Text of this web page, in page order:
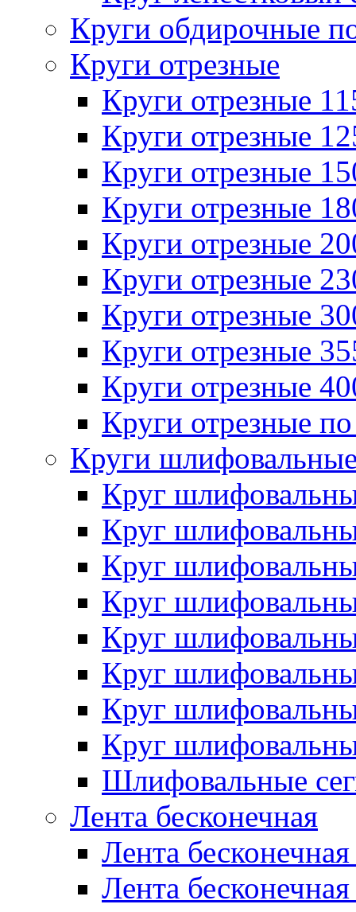
Круги обдирочные
Круги отрезные
Круги отрезные
Круги отрезные
Круги отрезные
Круги отрезные
Круги отрезные
Круги отрезные
Круги отрезные
Круги отрезные
Круги отрезные
Круги отрезные
Круги
Круг
Круг
Круг
Круг
Круг
Круг
Круг
Круг
Шлифовальные
Лента бесконечная
Лента
Лента